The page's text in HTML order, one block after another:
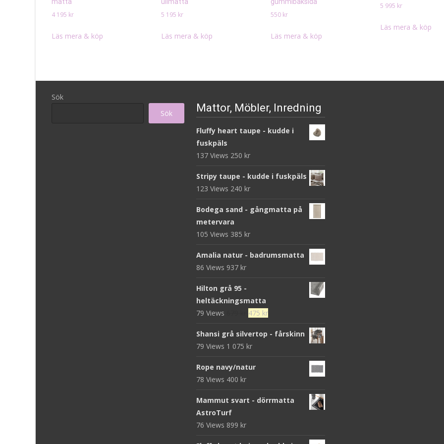
4 195 kr
Läs mera & köp
5 195 kr
Läs mera & köp
550 kr
Läs mera & köp
5 995 kr
Läs mera & köp
Sök
Sök
Mattor, Möbler, Inredning
Fluffy heart taupe - kudde i
fuskpäls
137 Views 250 kr
Stripy taupe - kudde i fuskpäls
123 Views 240 kr
Bodega sand - gångmatta på
metervara
105 Views 385 kr
Amalia natur - badrumsmatta
86 Views 937 kr
Hilton grå 95 -
heltäckningsmatta
79 Views
Det
priset
var:
475 krDet
priset
Shansi grå silvertop - fårskinn
79 Views 1 075 kr
Rope navy/natur
78 Views 400 kr
Mammut svart - dörrmatta
AstroTurf
76 Views 899 kr